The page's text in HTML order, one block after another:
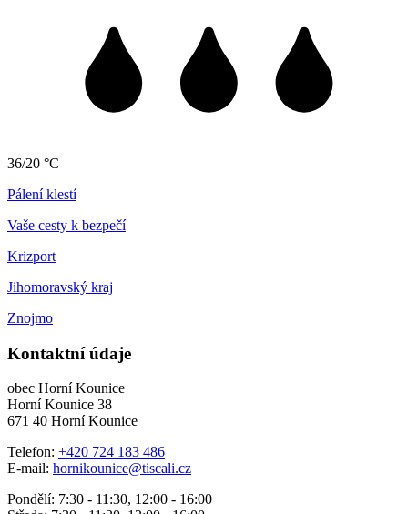
36/20 °C
Pálení klestí
Vaše cesty k bezpečí
Krizport
Jihomoravský kraj
Znojmo
Kontaktní údaje
obec Horní Kounice
Horní Kounice 38
671 40 Horní Kounice
Telefon: +420 724 183 486
E-mail: hornikounice@tiscali.cz
Pondělí: 7:30 - 11:30, 12:00 - 16:00